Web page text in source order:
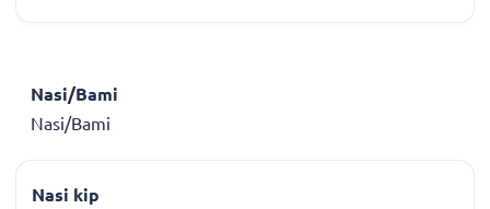
Nasi/Bami
Nasi/Bami
Nasi kip